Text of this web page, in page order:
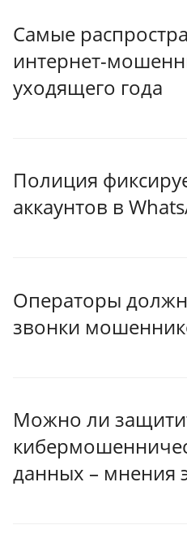
Самые
интернет-
уходящего года
Полиция
аккаунтов в
Операторы
звонки
Можно ли
данных – мнения